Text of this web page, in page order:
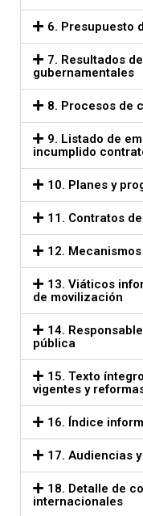
6. Presupuesto
7. Resultados
gubernamentales
8. Procesos de
9. Listado de
incumplido
10. Planes y
11. Contratos
12.
13. Viáticos
de movilización
14.
pública
15. Texto
vigentes y
16. Índice
17. Audiencias
18. Detalle de
internacionales